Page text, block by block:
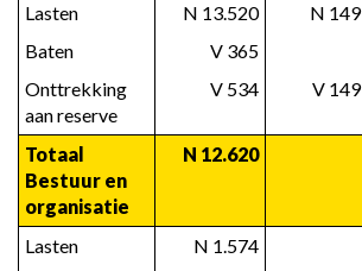
Lasten N 13.520 N 149
Baten
V 365
Onttrekking
aan reserve
V 534 V 149
Totaal
Bestuur en
organisatie
N 12.620
Lasten N 1.574